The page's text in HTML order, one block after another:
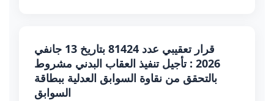
قرار تعقيبي عدد 81424 بتاريخ 13 جانفي
2026 : تأجيل تنفيذ العقاب البدني مشروط
بالتحقق من نقاوة السوابق العدلية ببطاقة
السوابق